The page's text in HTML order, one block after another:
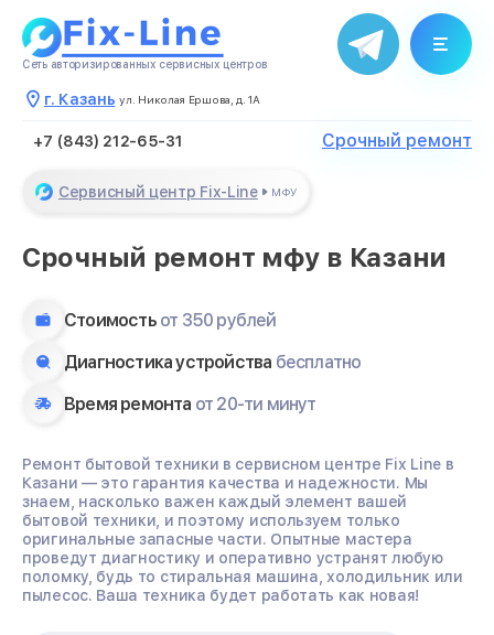
Сеть авторизированных сервисных центров
г. Казань ул. Николая Ершова, д. 1А
+7 (843) 212-65-31 Срочный ремонт
Сервисный центр Fix-Line МФУ
Срочный ремонт мфу в Казани
Стоимость от 350 рублей
Диагностика устройства бесплатно
Время ремонта от 20-ти минут
Ремонт бытовой техники в сервисном центре Fix Line в
Казани — это гарантия качества и надежности. Мы
знаем, насколько важен каждый элемент вашей
бытовой техники, и поэтому используем только
оригинальные запасные части. Опытные мастера
проведут диагностику и оперативно устранят любую
поломку, будь то стиральная машина, холодильник или
пылесос. Ваша техника будет работать как новая!
течение нескольких минут
Закрыть